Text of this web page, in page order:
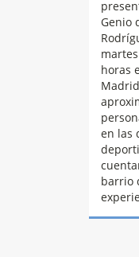
Genio
horas
en las
barrio